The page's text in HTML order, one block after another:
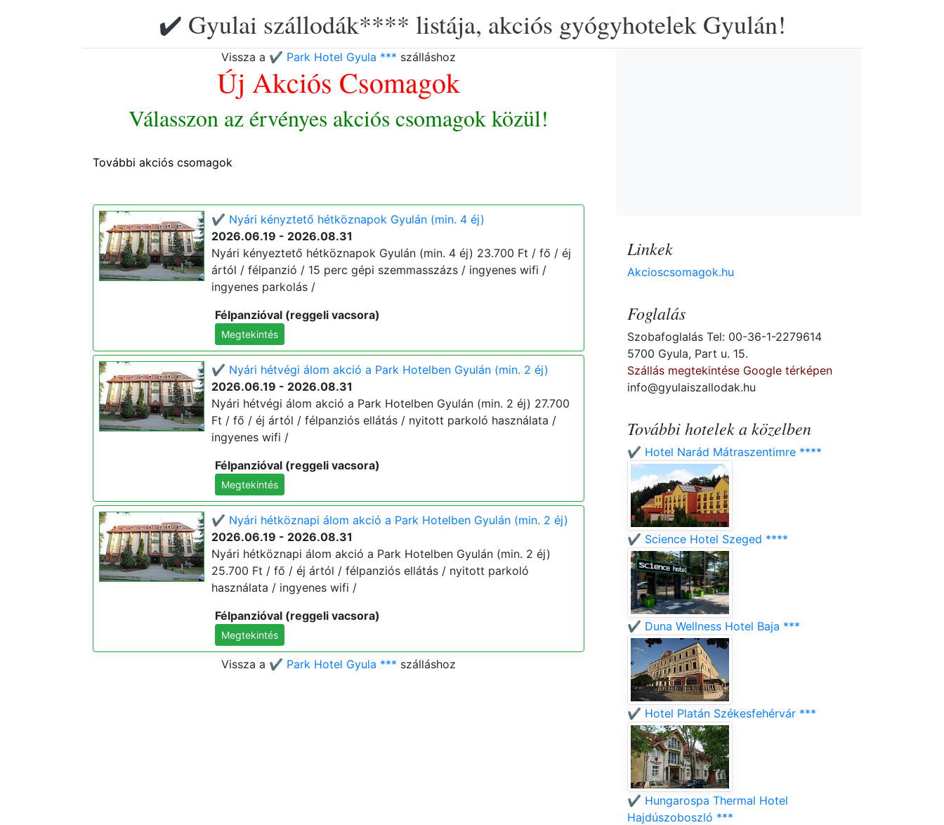
✔️ Gyulai szállodák**** listája, akciós gyógyhotelek Gyulán!
Vissza a ✔️ Park Hotel Gyula *** szálláshoz
Új Akciós Csomagok
Válasszon az érvényes akciós csomagok közül!
További akciós csomagok
✔️ Nyári kényztető hétköznapok Gyulán (min. 4 éj)
2026.06.19 - 2026.08.31
Nyári kényeztető hétköznapok Gyulán (min. 4 éj) 23.700 Ft / fő / éj
ártól / félpanzió / 15 perc gépi szemmasszázs / ingyenes wifi /
ingyenes parkolás /
Félpanzióval (reggeli vacsora)
Megtekintés
✔️ Nyári hétvégi álom akció a Park Hotelben Gyulán (min. 2 éj)
2026.06.19 - 2026.08.31
Nyári hétvégi álom akció a Park Hotelben Gyulán (min. 2 éj) 27.700
Ft / fő / éj ártól / félpanziós ellátás / nyitott parkoló használata /
ingyenes wifi /
Félpanzióval (reggeli vacsora)
Megtekintés
✔️ Nyári hétköznapi álom akció a Park Hotelben Gyulán (min. 2 éj)
2026.06.19 - 2026.08.31
Nyári hétköznapi álom akció a Park Hotelben Gyulán (min. 2 éj)
25.700 Ft / fő / éj ártól / félpanziós ellátás / nyitott parkoló
használata / ingyenes wifi /
Félpanzióval (reggeli vacsora)
Megtekintés
Vissza a ✔️ Park Hotel Gyula *** szálláshoz
Linkek
Akcioscsomagok.hu
Foglalás
Szobafoglalás Tel: 00-36-1-2279614
5700 Gyula, Part u. 15.
Szállás megtekintése Google térképen
info@gyulaiszallodak.hu
További hotelek a közelben
✔️ Hotel Narád Mátraszentimre ****
✔️ Science Hotel Szeged ****
✔️ Duna Wellness Hotel Baja ***
✔️ Hotel Platán Székesfehérvár ***
✔️ Hungarospa Thermal Hotel
Hajdúszoboszló ***